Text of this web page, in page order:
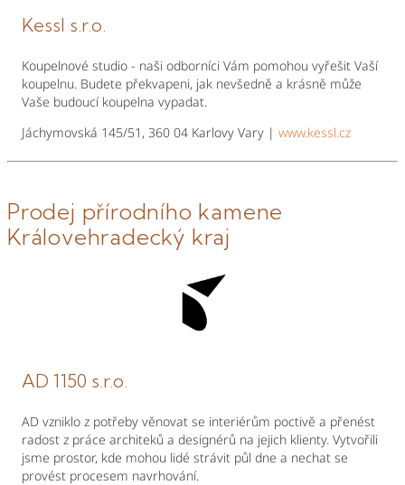
Kessl s.r.o.
Koupelnové studio - naši odborníci Vám pomohou vyřešit Vaší
koupelnu. Budete překvapeni, jak nevšedně a krásně může
Vaše budoucí koupelna vypadat.
Jáchymovská 145/51, 360 04 Karlovy Vary | www.kessl.cz
Prodej přírodního kamene
Královehradecký kraj
AD 1150 s.r.o.
AD vzniklo z potřeby věnovat se interiérům poctivě a přenést
radost z práce architeků a designérů na jejich klienty. Vytvořili
jsme prostor, kde mohou lidé strávit půl dne a nechat se
provést procesem navrhování.